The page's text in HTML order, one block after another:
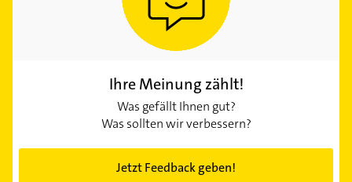
Ihre Meinung zählt!
Was gefällt Ihnen gut?
Was sollten wir verbessern?
Jetzt Feedback geben!